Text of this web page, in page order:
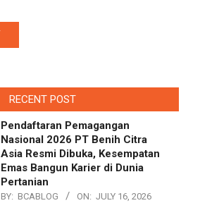
RECENT POST
Pendaftaran Pemagangan
Nasional 2026 PT Benih Citra
Asia Resmi Dibuka, Kesempatan
Emas Bangun Karier di Dunia
Pertanian
BY: BCABLOG ON: JULY 16, 2026